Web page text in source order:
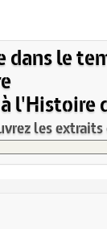
le
l'Histoire
les